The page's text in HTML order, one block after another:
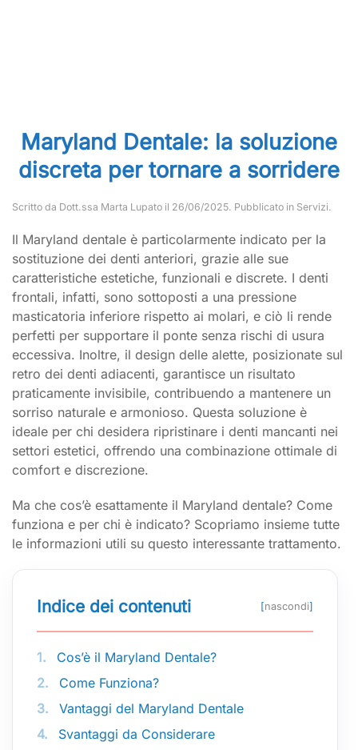
Maryland Dentale: la soluzione
discreta per tornare a sorridere
Scritto da Dott.ssa Marta Lupato il 26/06/2025. Pubblicato in Servizi.
Il Maryland dentale è particolarmente indicato per la
sostituzione dei denti anteriori, grazie alle sue
caratteristiche estetiche, funzionali e discrete. I denti
frontali, infatti, sono sottoposti a una pressione
masticatoria inferiore rispetto ai molari, e ciò li rende
perfetti per supportare il ponte senza rischi di usura
eccessiva. Inoltre, il design delle alette, posizionate sul
retro dei denti adiacenti, garantisce un risultato
praticamente invisibile, contribuendo a mantenere un
sorriso naturale e armonioso. Questa soluzione è
ideale per chi desidera ripristinare i denti mancanti nei
settori estetici, offrendo una combinazione ottimale di
comfort e discrezione.
Ma che cos’è esattamente il Maryland dentale? Come
funziona e per chi è indicato? Scopriamo insieme tutte
le informazioni utili su questo interessante trattamento.
Indice dei contenuti [nascondi]
1.
Cos’è il Maryland Dentale?
2.
Come Funziona?
3.
Vantaggi del Maryland Dentale
4.
Svantaggi da Considerare